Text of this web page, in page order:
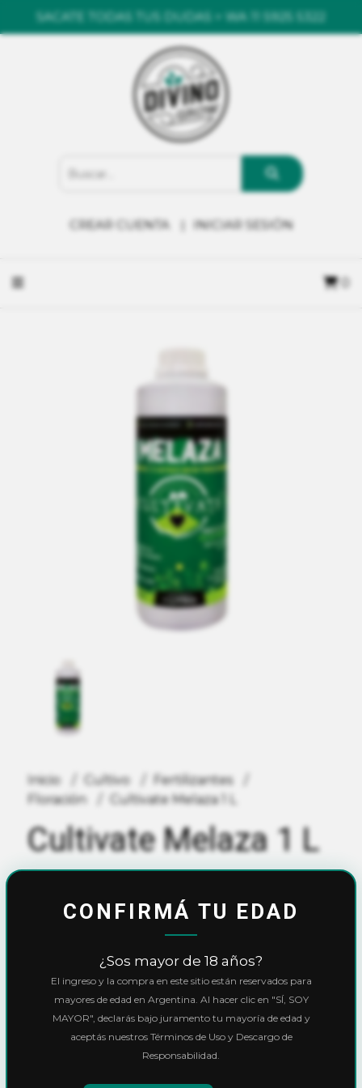
SACATE TODAS TUS DUDAS > WA 11 5925 5322
CREAR CUENTA INICIAR SESIÓN
Inicio Cultivo
Fertilizantes
Floración
Cultivate Melaza 1 L
Cultivate Melaza 1 L
10% OFF con TransferenciaoEfectivo
Ver cuotas y descuentos
Cantidad
CONFIRMÁ TU EDAD
¿Sos mayor de 18 años?
El ingreso y la compra en este sitio están reservados para
mayores de edad en Argentina. Al hacer clic en "SÍ, SOY
MAYOR", declarás bajo juramento tu mayoría de edad y
aceptás nuestros Términos de Uso y Descargo de
Responsabilidad.